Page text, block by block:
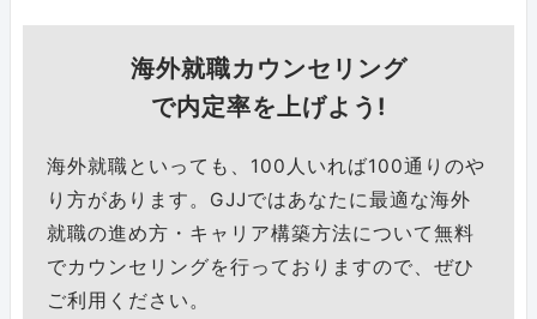
海外就職カウンセリング
で内定率を上げよう!
海外就職といっても、100人いれば100通りのや
り方があります。GJJではあなたに最適な海外
就職の進め方・キャリア構築方法について無料
でカウンセリングを行っておりますので、ぜひ
ご利用ください。